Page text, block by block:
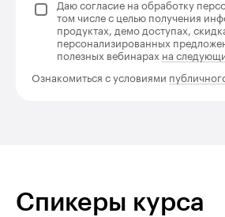
Даю согласие на обработку
том числе с целью получения
продуктах, демо доступах,
персонализированных
полезных вебинарах на
Ознакомиться с условиями
Спикеры курса